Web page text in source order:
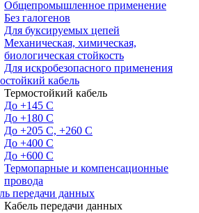
Общепромышленное применение
Без галогенов
Для буксируемых цепей
Механическая, химическая,
биологическая стойкость
Для искробезопасного применения
кабель
Термостойкий кабель
До +145 С
До +180 C
До +205 С, +260 С
До +400 C
До +600 С
Термопарные и компенсационные
провода
передачи данных
Кабель передачи данных